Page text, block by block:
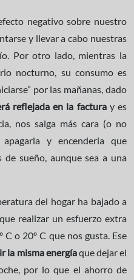
negativo sobre nuestro
y llevar a cabo nuestras
Por otro lado, mientras la
nocturno, su consumo es
por las mañanas, dado
reflejada en la facturay es
nos salga más cara (o no
y encenderla que
sueño, aunque sea a una
del hogar ha bajado a
realizar un esfuerzo extra
o 20º C que nos gusta. Ese
la misma energíaque dejar el
por lo que el ahorro de